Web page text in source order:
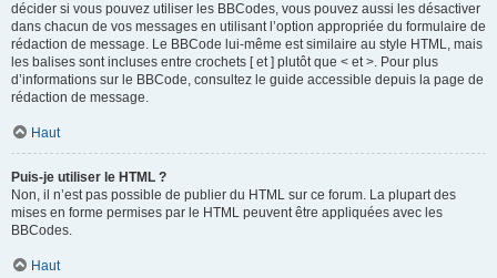
décider si vous pouvez utiliser les BBCodes, vous pouvez aussi les désactiver
dans chacun de vos messages en utilisant l’option appropriée du formulaire de
rédaction de message. Le BBCode lui-même est similaire au style HTML, mais
les balises sont incluses entre crochets [ et ] plutôt que < et >. Pour plus
d’informations sur le BBCode, consultez le guide accessible depuis la page de
rédaction de message.
Haut
Puis-je utiliser le HTML ?
Non, il n’est pas possible de publier du HTML sur ce forum. La plupart des
mises en forme permises par le HTML peuvent être appliquées avec les
BBCodes.
Haut